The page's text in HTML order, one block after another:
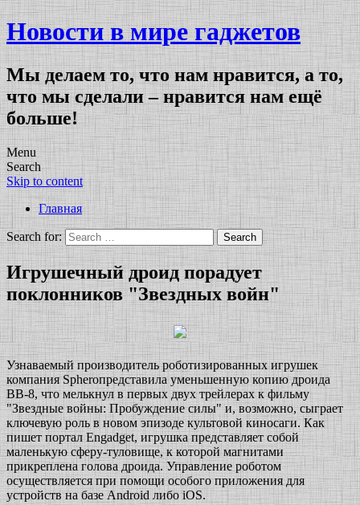
Новости в мире гаджетов
Мы делаем то, что нам нравится, а то,
что мы сделали – нравится нам ещё
больше!
Menu
Search
Skip to content
Главная
Search for:
Игрушечный дроид порадует
поклонников "Звездных войн"
Узнаваемый производитель роботизированных игрушек
компания Spheroпредставила уменьшенную копию дроида
BB-8, что мелькнул в первых двух трейлерах к фильму
"Звездные войны: Пробуждение силы" и, возможно, сыграет
ключевую роль в новом эпизоде культовой киносаги. Как
пишет портал Engadget, игрушка представляет собой
маленькую сферу-туловище, к которой магнитами
прикреплена голова дроида. Управление роботом
осуществляется при помощи особого приложения для
устройств на базе Android либо iOS.